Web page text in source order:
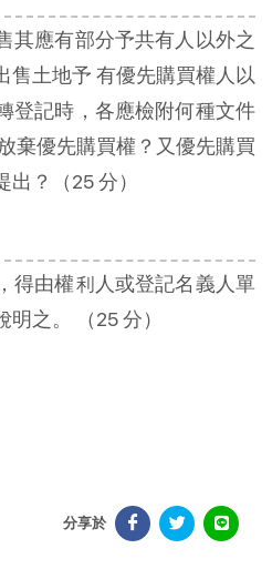
其應有部分予共有人以外之
售土地予 有優先購買權人以
登記時，各應檢附何種文件
棄優先購買權？又優先購買
出？（25 分）
得由權利人或登記名義人單
之。 （25 分）
分享於